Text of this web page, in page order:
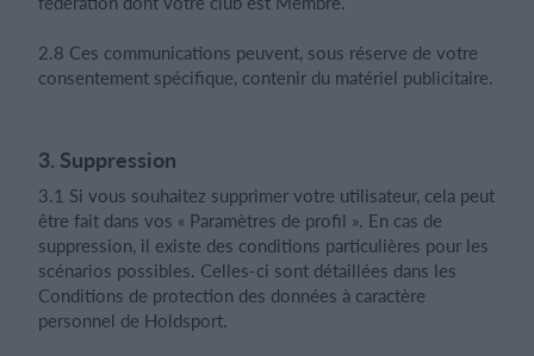
2.8 Ces communications peuvent, sous réserve de votre
consentement spécifique, contenir du matériel publicitaire.
3. Suppression
3.1 Si vous souhaitez supprimer votre utilisateur, cela peut
être fait dans vos « Paramètres de profil ». En cas de
suppression, il existe des conditions particulières pour les
scénarios possibles. Celles-ci sont détaillées dans les
Conditions de protection des données à caractère
personnel de Holdsport.